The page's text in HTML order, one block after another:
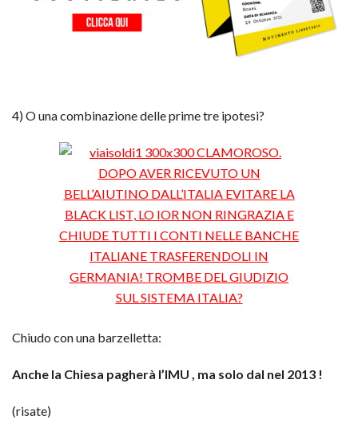
4) O una combinazione delle prime tre ipotesi?
Chiudo con una barzelletta:
Anche la Chiesa pagherà l’IMU , ma solo dal nel 2013 !
(risate)